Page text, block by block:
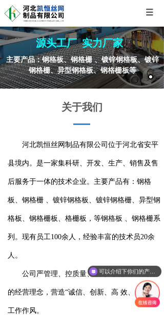
源头工厂 实力厂家
主要产品：钢格板、钢格栅 、镀锌钢格板、镀锌
钢格栅、异型钢格板、钢格栅板等
关于我们
河北凯恒丝网制品有限公司位于河北省安平
县境内。是一家集科研、开发、生产、销售及售
后服务于一体的技术企业。主要产品有：钢格
板、钢格栅 、镀锌钢格板、镀锌钢格栅、异型钢
格板、钢格栅板、格栅板，等钢格板 、钢格栅系
列。现有员工100余人，经验丰富的技术员20余
人。
公司严管理、控质量、倡导先做人、后做事
的经营理念，营造“诚信、创新、高 效、务实”的
工作作风。
可以介绍下你们的产品么